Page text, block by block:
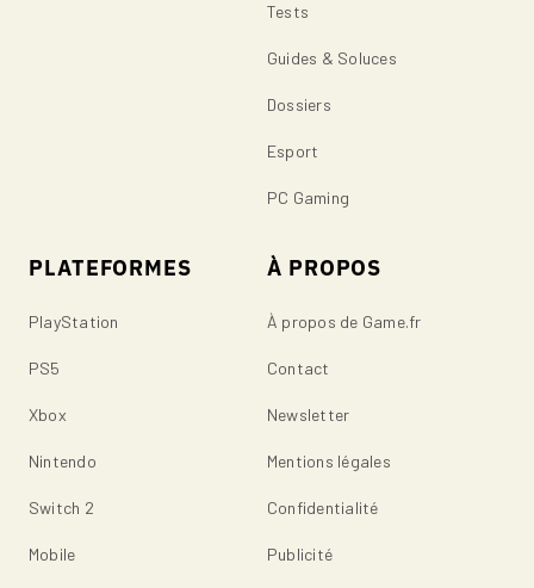
Tests
Guides & Soluces
Dossiers
Esport
PC Gaming
PLATEFORMES
PlayStation
PS5
Xbox
Nintendo
Switch 2
Mobile
À PROPOS
À propos de Game.fr
Contact
Newsletter
Mentions légales
Confidentialité
Publicité